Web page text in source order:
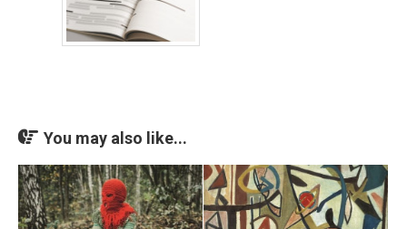
You may also like...